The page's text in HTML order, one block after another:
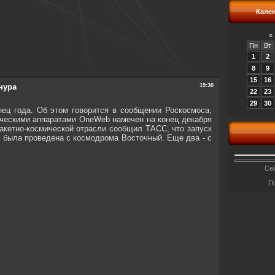
19:30
года. Об этом говорится в сообщении Роскосмоса,
аппаратами OneWeb намечен на конец декабря
космической отрасли сообщил ТАСС, что запуск
была проведена с космодрома Восточный. Еще два - с
«
Пн
Вт
1
2
8
9
15
16
22
23
29
30